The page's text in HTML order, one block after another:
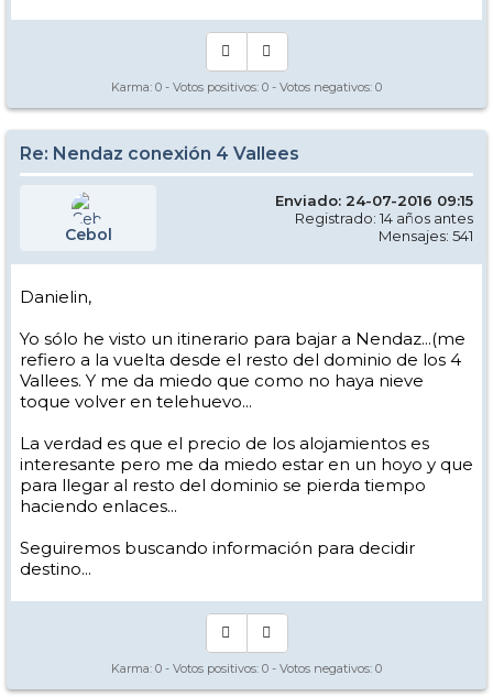
Karma: 0 - Votos positivos: 0 - Votos negativos: 0
Re: Nendaz conexión 4 Vallees
Cebol
Enviado: 24-07-2016 09:15
Registrado: 14 años antes
Mensajes: 541
Danielin,
Yo sólo he visto un itinerario para bajar a Nendaz...(me
refiero a la vuelta desde el resto del dominio de los 4
Vallees. Y me da miedo que como no haya nieve
toque volver en telehuevo...
La verdad es que el precio de los alojamientos es
interesante pero me da miedo estar en un hoyo y que
para llegar al resto del dominio se pierda tiempo
haciendo enlaces...
Seguiremos buscando información para decidir
destino...
Karma: 0 - Votos positivos: 0 - Votos negativos: 0